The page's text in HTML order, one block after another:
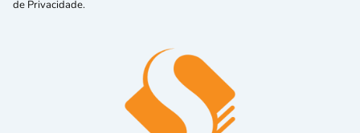
de Privacidade.